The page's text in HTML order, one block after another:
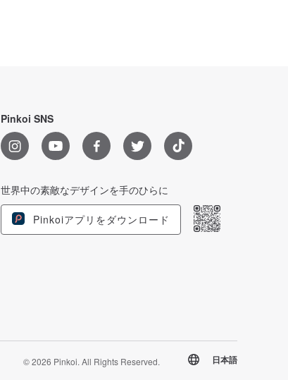
Pinkoi SNS
世界中の素敵なデザインを手のひらに
Pinkoiアプリをダウンロード
© 2026 Pinkoi. All Rights Reserved. 日本語